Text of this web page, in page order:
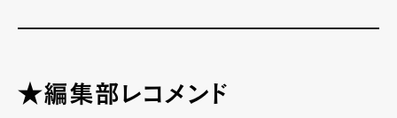
★編集部レコメンド